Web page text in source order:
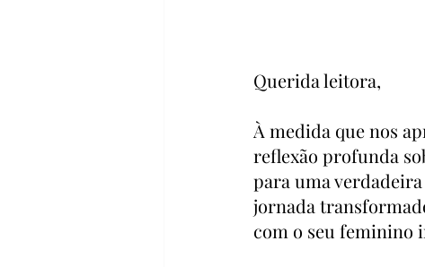
Querida leitora,
À medida que nos
reflexão profunda
para uma
jornada
com o seu feminino